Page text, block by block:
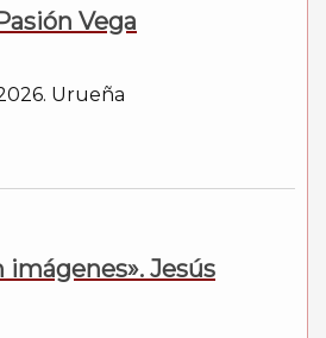
Vega
Urueña
imágenes». Jesús